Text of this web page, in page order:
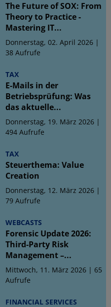
The Future of SOX: From
Theory to Practice -
Mastering IT...
Donnerstag, 02. April 2026 |
38 Aufrufe
TAX
E-Mails in der
Betriebsprüfung: Was
das aktuelle...
Donnerstag, 19. März 2026 |
494 Aufrufe
TAX
Steuerthema: Value
Creation
Donnerstag, 12. März 2026 |
79 Aufrufe
WEBCASTS
Forensic Update 2026:
Third-Party Risk
Management –...
Mittwoch, 11. März 2026 | 65
Aufrufe
FINANCIAL SERVICES